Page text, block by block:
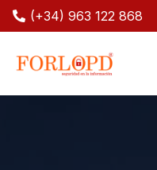
(+34) 963 122 868